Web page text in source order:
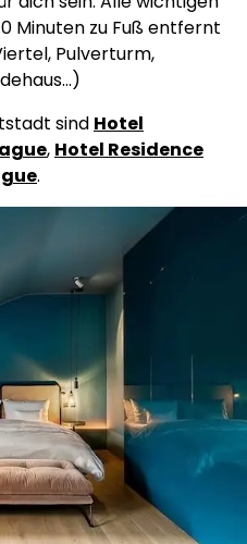
Minuten zu Fuß entfernt
Pulverturm,
sind Hotel
, Hotel Residence
.